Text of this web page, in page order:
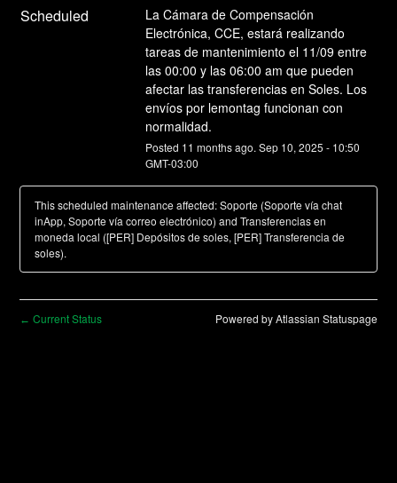
Scheduled
La Cámara de Compensación
Electrónica, CCE, estará realizando
tareas de mantenimiento el 11/09 entre
las 00:00 y las 06:00 am que pueden
afectar las transferencias en Soles. Los
envíos por lemontag funcionan con
normalidad.
Posted 11 months ago. Sep 10, 2025 - 10:50
GMT-03:00
This scheduled maintenance affected: Soporte (Soporte vía chat
inApp, Soporte vía correo electrónico) and Transferencias en
moneda local ([PER] Depósitos de soles, [PER] Transferencia de
soles).
← Current Status Powered by Atlassian Statuspage